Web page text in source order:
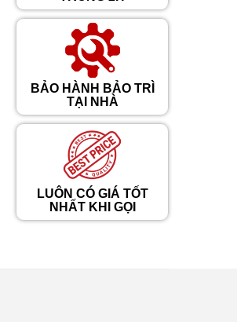
BẢO HÀNH BẢO TRÌ
TẠI NHÀ
LUÔN CÓ GIÁ TỐT
NHẤT KHI GỌI